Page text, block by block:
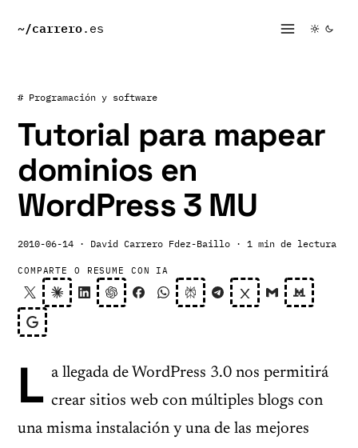
~/carrero.es
# Programación y software
Tutorial para mapear
dominios en
WordPress 3 MU
2010-06-14 · David Carrero Fdez-Baillo · 1 min de lectura
COMPARTE O RESUME CON IA
L a llegada de WordPress 3.0 nos permitirá
crear sitios web con múltiples blogs con
una misma instalación y una de las mejores